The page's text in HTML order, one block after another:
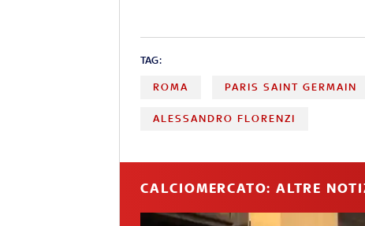
TAG:
ROMA PARIS SAINT GERMAIN
ALESSANDRO FLORENZI
CALCIOMERCATO: ALTRE